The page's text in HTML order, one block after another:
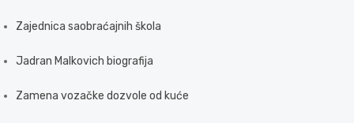
Zajednica saobraćajnih škola
Jadran Malkovich biografija
Zamena vozačke dozvole od kuće